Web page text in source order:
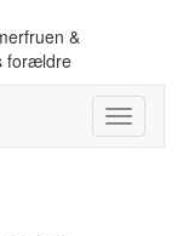
&
forældre
Toggle